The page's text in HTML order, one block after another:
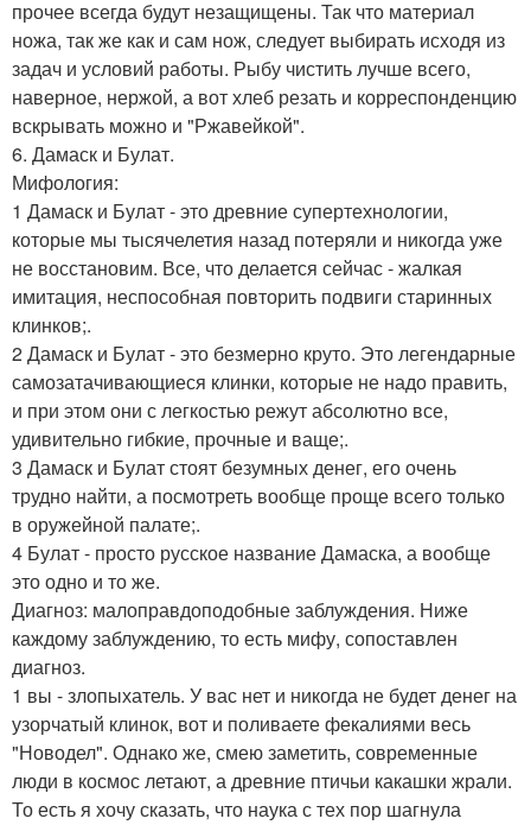
прочее всегда будут незащищены. Так что материал
ножа, так же как и сам нож, следует выбирать исходя из
задач и условий работы. Рыбу чистить лучше всего,
наверное, нержой, а вот хлеб резать и корреспонденцию
вскрывать можно и "Ржавейкой".
6. Дамаск и Булат.
Мифология:
1 Дамаск и Булат - это древние супертехнологии,
которые мы тысячелетия назад потеряли и никогда уже
не восстановим. Все, что делается сейчас - жалкая
имитация, неспособная повторить подвиги старинных
клинков;.
2 Дамаск и Булат - это безмерно круто. Это легендарные
самозатачивающиеся клинки, которые не надо править,
и при этом они с легкостью режут абсолютно все,
удивительно гибкие, прочные и ваще;.
3 Дамаск и Булат стоят безумных денег, его очень
трудно найти, а посмотреть вообще проще всего только
в оружейной палате;.
4 Булат - просто русское название Дамаска, а вообще
это одно и то же.
Диагноз: малоправдоподобные заблуждения. Ниже
каждому заблуждению, то есть мифу, сопоставлен
диагноз.
1 вы - злопыхатель. У вас нет и никогда не будет денег на
узорчатый клинок, вот и поливаете фекалиями весь
"Новодел". Однако же, смею заметить, современные
люди в космос летают, а древние птичьи какашки жрали.
То есть я хочу сказать, что наука с тех пор шагнула